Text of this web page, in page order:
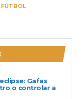
FÚTBOL
Gafas
o controlar a